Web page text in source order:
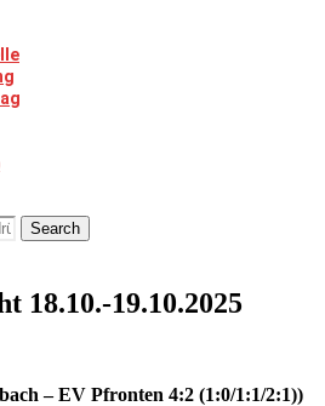
Search
18.10.-19.10.2025
– EV Pfronten 4:2 (1:0/1:1/2:1))